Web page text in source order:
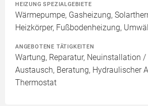
HEIZUNG SPEZIALGEBIETE
Wärmepumpe, Gasheizung,
Heizkörper, Fußbodenheizung,
ANGEBOTENE TÄTIGKEITEN
Wartung, Reparatur, Neuinstallation /
Austausch, Beratung, Hydraulischer
Thermostat